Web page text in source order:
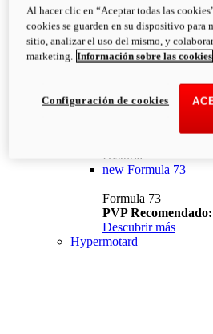
Historia
new Formula 73
Formula 73
PVP
Descubrir más
Hypermotard
Al hacer clic en “Aceptar todas las
cookies se guarden en su dispositivo para
sitio, analizar el uso del mismo, y
marketing. Información sobre las cookies
Configuración de cookies